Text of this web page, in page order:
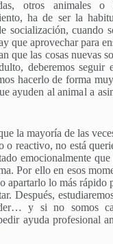
otros animales o
ha de ser la
socialización, cuando
que aprovechar para
que las cosas nuevas
deberemos seguir
hacerlo de forma
ayuden al animal a
la mayoría de las
o reactivo, no está
emocionalmente
Por ello en esos
apartarlo lo más rápido
Después,
y si no somos
ayuda profesional